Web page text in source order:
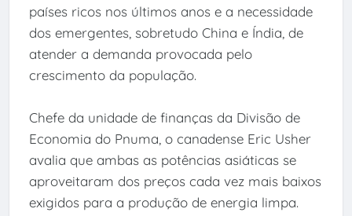
países ricos nos últimos anos e a necessidade
dos emergentes, sobretudo China e Índia, de
atender a demanda provocada pelo
crescimento da população.
Chefe da unidade de finanças da Divisão de
Economia do Pnuma, o canadense Eric Usher
avalia que ambas as potências asiáticas se
aproveitaram dos preços cada vez mais baixos
exigidos para a produção de energia limpa.